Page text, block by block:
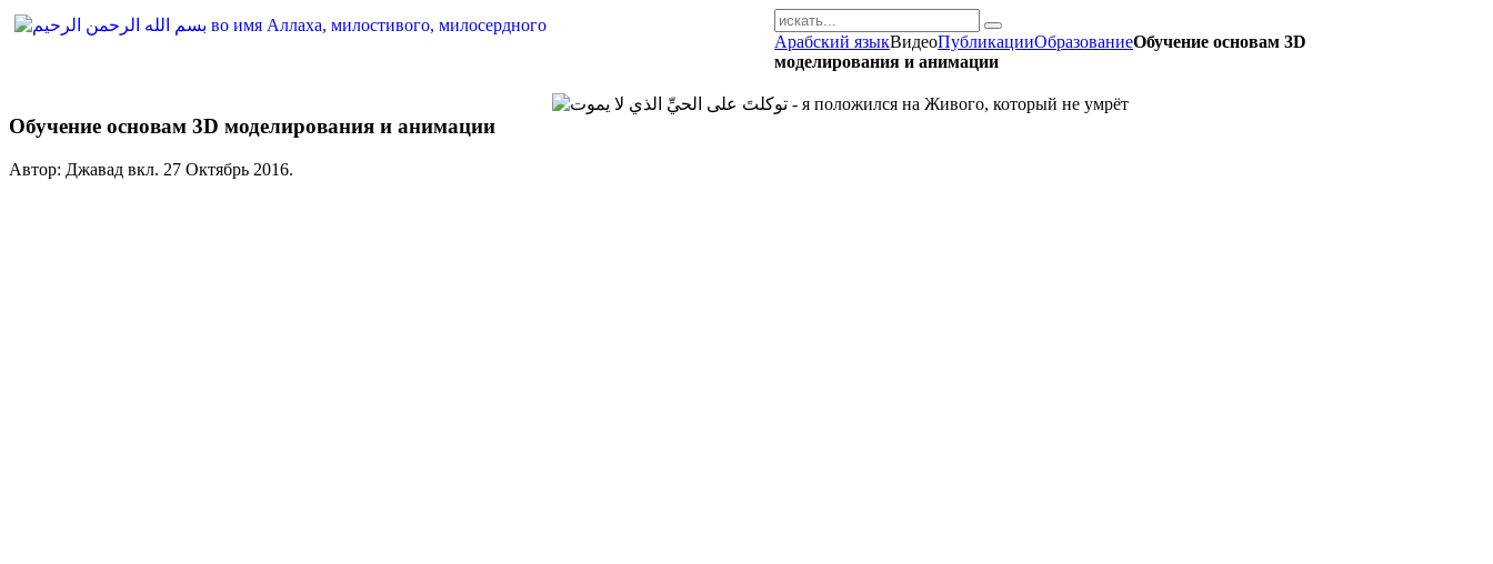
Арабский языкВидеоПубликацииОбразованиеОбучение основам 3D
моделирования и анимации
Обучение основам 3D моделирования и анимации
Автор: Джавад вкл. 27 Октябрь 2016.